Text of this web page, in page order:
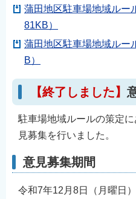
蒲田地区駐車場地域ルー
81KB）
蒲田地区駐車場地域ルー
B）
【終了しました】
駐車場地域ルールの策定
見募集を行いました。
意見募集期間
令和7年12月8日（月曜日
简体中文
繁體中文
한국어
नेपाली
Filipino